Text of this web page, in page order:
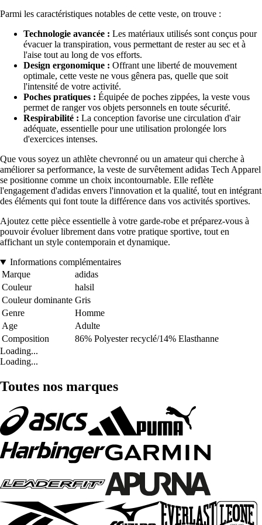
Parmi les caractéristiques notables de cette veste, on trouve :
Technologie avancée : Les matériaux utilisés sont conçus pour
évacuer la transpiration, vous permettant de rester au sec et à
l'aise tout au long de vos efforts.
Design ergonomique : Offrant une liberté de mouvement
optimale, cette veste ne vous gênera pas, quelle que soit
l'intensité de votre activité.
Poches pratiques : Équipée de poches zippées, la veste vous
permet de ranger vos objets personnels en toute sécurité.
Respirabilité : La conception favorise une circulation d'air
adéquate, essentielle pour une utilisation prolongée lors
d'exercices intenses.
Que vous soyez un athlète chevronné ou un amateur qui cherche à
améliorer sa performance, la veste de survêtement adidas Tech Apparel
se positionne comme un choix incontournable. Elle reflète
l'engagement d'adidas envers l'innovation et la qualité, tout en intégrant
des éléments qui font toute la différence dans vos activités sportives.
Ajoutez cette pièce essentielle à votre garde-robe et préparez-vous à
pouvoir évoluer librement dans votre pratique sportive, tout en
affichant un style contemporain et dynamique.
Informations complémentaires
Marque
adidas
Couleur
halsil
Couleur dominante Gris
Genre
Homme
Age
Adulte
Composition
86% Polyester recyclé/14% Elasthanne
Loading...
Loading...
Toutes nos marques